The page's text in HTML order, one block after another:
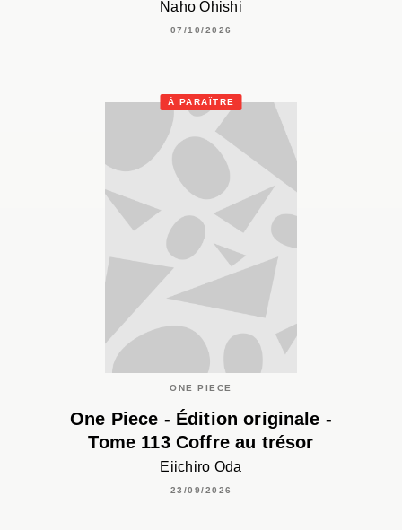
Naho Ohishi
07/10/2026
À PARAÎTRE
ONE PIECE
One Piece - Édition originale -
Tome 113 Coffre au trésor
Eiichiro Oda
23/09/2026